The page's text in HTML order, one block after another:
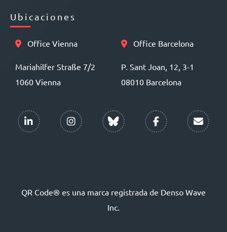
Ubicaciones
Office Vienna
Mariahilfer Straße 7/2
1060 Vienna
Office Barcelona
P. Sant Joan, 12, 3-1
08010 Barcelona
QR Code® es una marca registrada de Denso Wave
Inc.